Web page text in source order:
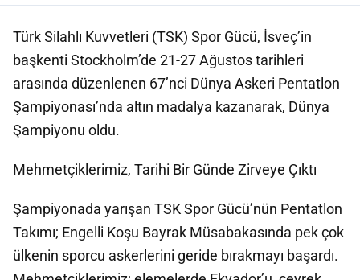
Türk Silahlı Kuvvetleri (TSK) Spor Gücü, İsveç’in
başkenti Stockholm’de 21-27 Ağustos tarihleri
arasında düzenlenen 67’nci Dünya Askeri Pentatlon
Şampiyonası’nda altın madalya kazanarak, Dünya
Şampiyonu oldu.
Mehmetçiklerimiz, Tarihi Bir Günde Zirveye Çıktı
Şampiyonada yarışan TSK Spor Gücü’nün Pentatlon
Takımı; Engelli Koşu Bayrak Müsabakasında pek çok
ülkenin sporcu askerlerini geride bırakmayı başardı.